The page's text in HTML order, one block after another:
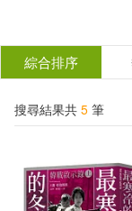
結
分類 (單選)
所有商品(5)
電子書(1)
綜合排序
搜尋結果共 5 筆